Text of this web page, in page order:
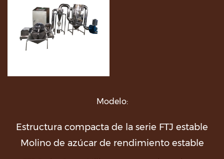
Modelo:
Estructura compacta de la serie FTJ estable
Molino de azúcar de rendimiento estable